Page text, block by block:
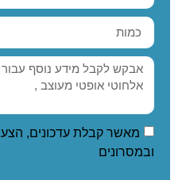
מאשר קבלת עדכונים,
ובמסרונים